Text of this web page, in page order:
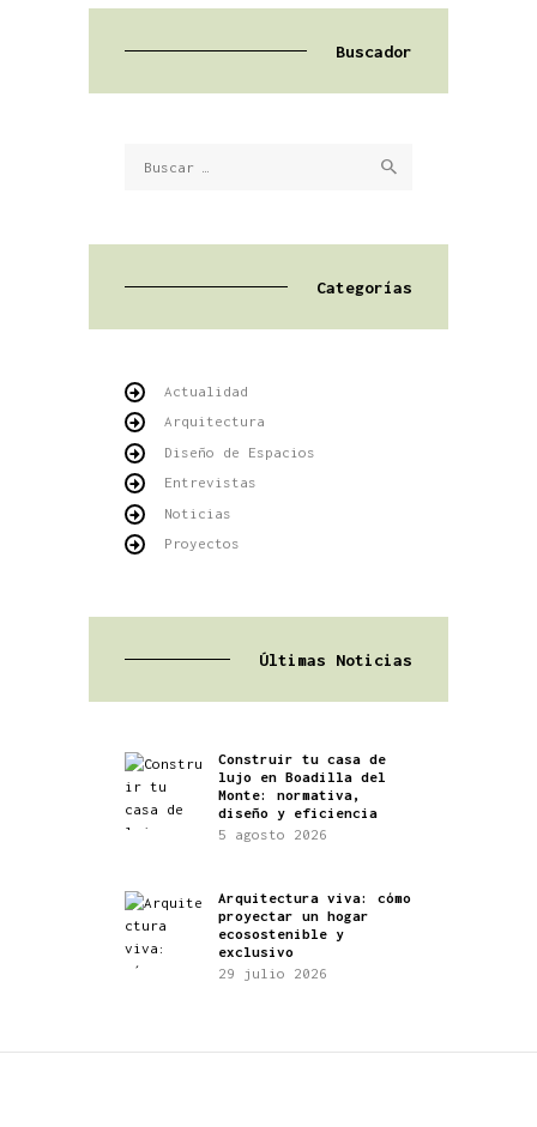
Buscador
Categorías
Actualidad
Arquitectura
Diseño de Espacios
Entrevistas
Noticias
Proyectos
Últimas Noticias
Construir tu casa de
lujo en Boadilla del
Monte: normativa,
diseño y eficiencia
5 agosto 2026
Arquitectura viva: cómo
proyectar un hogar
ecosostenible y
exclusivo
29 julio 2026